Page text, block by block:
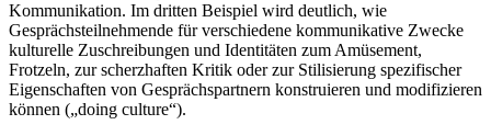
Kommunikation. Im dritten Beispiel wird deutlich, wie
Gesprächsteilnehmende für verschiedene kommunikative Zwecke
kulturelle Zuschreibungen und Identitäten zum Amüsement,
Frotzeln, zur scherzhaften Kritik oder zur Stilisierung spezifischer
Eigenschaften von Gesprächspartnern konstruieren und modifizieren
können („doing culture“).